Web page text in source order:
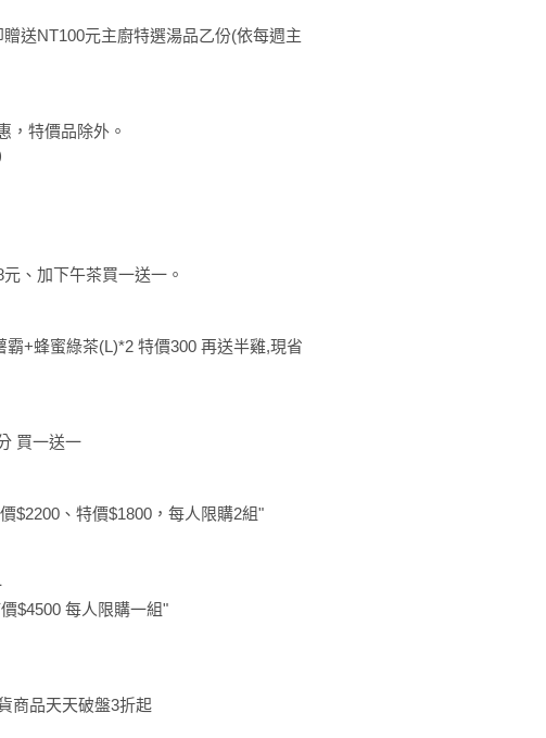
送NT100元主廚特選湯品乙份(依每週主
，特價品除外。
、加下午茶買一送一。
+蜂蜜綠茶(L)*2 特價300 再送半雞,現省
買一送一
$2200、特價$1800，每人限購2組"
$4500 每人限購一組"
商品天天破盤3折起